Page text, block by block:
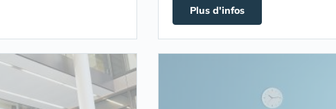
Plus d'infos